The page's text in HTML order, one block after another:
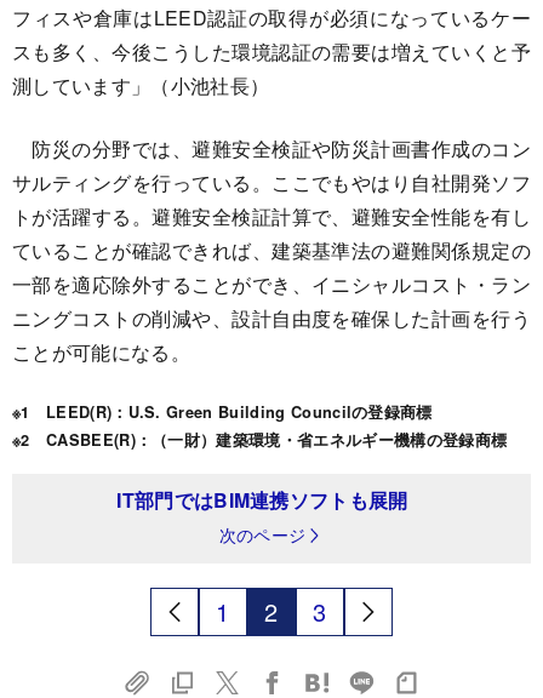
フィスや倉庫はLEED認証の取得が必須になっているケー
スも多く、今後こうした環境認証の需要は増えていくと予
測しています」（小池社長）
防災の分野では、避難安全検証や防災計画書作成のコン
サルティングを行っている。ここでもやはり自社開発ソフ
トが活躍する。避難安全検証計算で、避難安全性能を有し
ていることが確認できれば、建築基準法の避難関係規定の
一部を適応除外することができ、イニシャルコスト・ラン
ニングコストの削減や、設計自由度を確保した計画を行う
ことが可能になる。
※1 LEED(R)：U.S. Green Building Councilの登録商標
※2 CASBEE(R)：（一財）建築環境・省エネルギー機構の登録商標
IT部門ではBIM連携ソフトも展開
次のページ
1 2 3